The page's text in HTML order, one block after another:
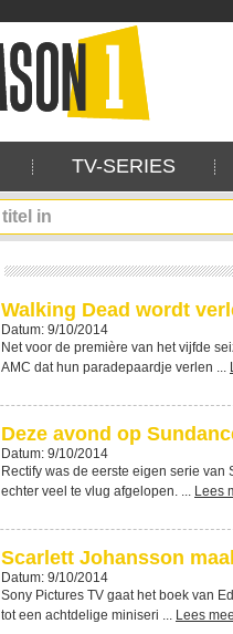
TV-SERIES
Walking Dead wordt
Datum: 9/10/2014
Net voor de première van het vijfde
AMC dat hun paradepaardje verlen ...
Deze avond op
Datum: 9/10/2014
Rectify was de eerste eigen serie van
echter veel te vlug afgelopen. ... Lees
Scarlett Johansson
Datum: 9/10/2014
Sony Pictures TV gaat het boek van
tot een achtdelige miniseri ... Lees